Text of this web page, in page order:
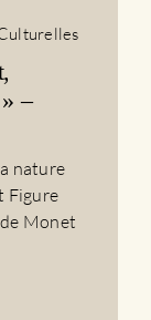
–
nature
Figure
Monet